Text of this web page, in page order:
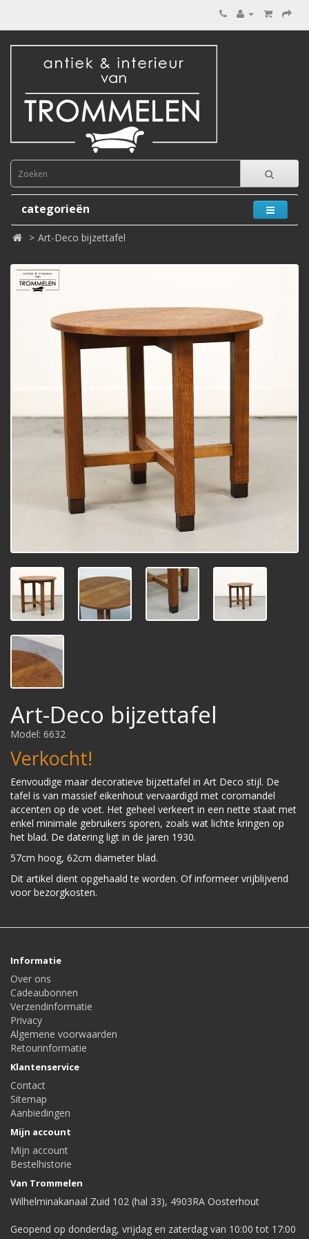
categorieën
Art-Deco bijzettafel
Art-Deco bijzettafel
Model: 6632
Verkocht!
Eenvoudige maar decoratieve bijzettafel in Art Deco stijl. De
tafel is van massief eikenhout vervaardigd met coromandel
accenten op de voet. Het geheel verkeert in een nette staat met
enkel minimale gebruikers sporen, zoals wat lichte kringen op
het blad. De datering ligt in de jaren 1930.
57cm hoog, 62cm diameter blad.
Dit artikel dient opgehaald te worden. Of informeer vrijblijvend
voor bezorgkosten.
Informatie
Over ons
Cadeaubonnen
Verzendinformatie
Privacy
Algemene voorwaarden
Retourinformatie
Klantenservice
Contact
Sitemap
Aanbiedingen
Mijn account
Mijn account
Bestelhistorie
Van Trommelen
Wilhelminakanaal Zuid 102 (hal 33), 4903RA Oosterhout
Geopend op donderdag, vrijdag en zaterdag van 10:00 tot 17:00